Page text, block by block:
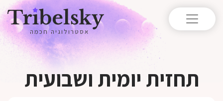
אסטרולוגיה חכמה
תחזית יומית ושבועית